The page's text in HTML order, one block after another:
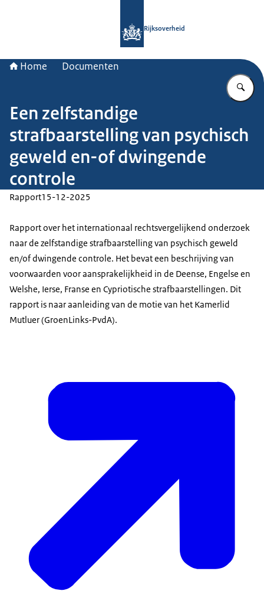
Rijksoverheid
Home Documenten
Een zelfstandige
strafbaarstelling van psychisch
geweld en-of dwingende
controle
Rapport15-12-2025
Rapport over het internationaal rechtsvergelijkend onderzoek
naar de zelfstandige strafbaarstelling van psychisch geweld
en/of dwingende controle. Het bevat een beschrijving van
voorwaarden voor aansprakelijkheid in de Deense, Engelse en
Welshe, Ierse, Franse en Cypriotische strafbaarstellingen. Dit
rapport is naar aanleiding van de motie van het Kamerlid
Mutluer (GroenLinks-PvdA).